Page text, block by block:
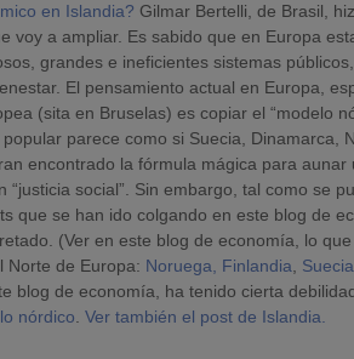
en Islandia? Gilmar Bertelli, de Brasil,
voy a ampliar. Es sabido que en Europa
grandes e ineficientes sistemas
El pensamiento actual en Europa,
(sita en Bruselas) es copiar el “modelo
parece como si Suecia, Dinamarca,
encontrado la fórmula mágica para aunar
“justicia social”. Sin embargo, tal como se
que se han ido colgando en este blog de
(Ver en este blog de economía, lo
Norte de Europa: Noruega, Finlandia
Suecia
blog de economía, ha tenido cierta
nórdico Ver también el post de Islandia.